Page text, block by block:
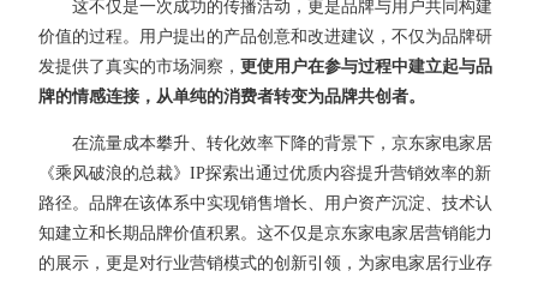
这不仅是一次成功的传播活动，更是品牌与用户共同构建
价值的过程。用户提出的产品创意和改进建议，不仅为品牌研
发提供了真实的市场洞察， 更使用户在参与过程中建立起与品
牌的情感连接，从单纯的消费者转变为品牌共创者。
在流量成本攀升、转化效率下降的背景下，京东家电家居
《乘风破浪的总裁》IP探索出通过优质内容提升营销效率的新
路径。品牌在该体系中实现销售增长、用户资产沉淀、技术认
知建立和长期品牌价值积累。这不仅是京东家电家居营销能力
的展示，更是对行业营销模式的创新引领，为家电家居行业存